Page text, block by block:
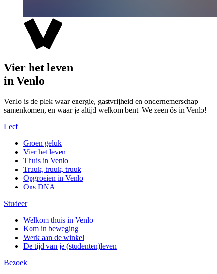
Vier het leven
in Venlo
Venlo is de plek waar energie, gastvrijheid en ondernemerschap
samenkomen, en waar je altijd welkom bent. We zeen ôs in Venlo!
Leef
Groen geluk
Vier het leven
Thuis in Venlo
Truuk, truuk, truuk
Opgroeien in Venlo
Ons DNA
Studeer
Welkom thuis in Venlo
Kom in beweging
Werk aan de winkel
De tijd van je (studenten)leven
Bezoek